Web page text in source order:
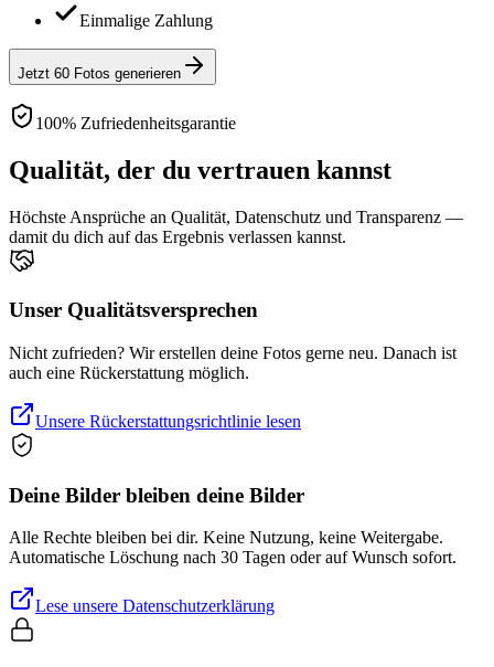
Einmalige Zahlung
Jetzt 60 Fotos generieren
100% Zufriedenheitsgarantie
Qualität, der du vertrauen kannst
Höchste Ansprüche an Qualität, Datenschutz und Transparenz —
damit du dich auf das Ergebnis verlassen kannst.
Unser Qualitätsversprechen
Nicht zufrieden? Wir erstellen deine Fotos gerne neu. Danach ist
auch eine Rückerstattung möglich.
Unsere Rückerstattungsrichtlinie lesen
Deine Bilder bleiben deine Bilder
Alle Rechte bleiben bei dir. Keine Nutzung, keine Weitergabe.
Automatische Löschung nach 30 Tagen oder auf Wunsch sofort.
Lese unsere Datenschutzerklärung